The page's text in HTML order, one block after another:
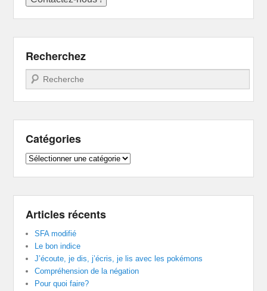
Recherchez
Recherche
Catégories
Catégories
Articles récents
SFA modifié
Le bon indice
J’écoute, je dis, j’écris, je lis avec les pokémons
Compréhension de la négation
Pour quoi faire?